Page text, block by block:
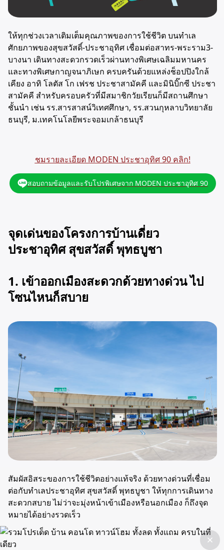
ให้ทุกช่วงเวลาเติมเต็มคุณภาพของการใช้ชีวิต บนทำเล
ศักยภาพของสุขสวัสดิ์-ประชาอุทิศ เชื่อมต่อสาทร-พระราม3-
บางนา เดินทางสะดวกรวดเร็วผ่านทางพิเศษเฉลิมมหานคร
และทางพิเศษกาญจนาภิเษก ครบครันด้วยแหล่งช็อปปิงใกล้
เคียง อาทิ โลตัส โก เฟรช ประชาสามัคคี และมินิบิ๊กซี ประชา
สามัคคี สำหรับครอบครัวที่มีสมาชิกวัยเรียนก็มีสถานศึกษา
ชั้นนำ เช่น รร.สารสาสน์วิเทศศึกษา, รร.สวนกุหลาบวิทยาลัย
ธนบุรี, ม.เทคโนโลยีพระจอมเกล้าธนบุรี
ชมรายละเอียด MODEN ประชาอุทิศ 90 คลิก!
สอบถามข้อมูลและรับโปรพิเศษจาก MODEN ประชาอุทิศ 90
จุดเด่นของโครงการบ้านเดี่ยว
ประชาอุทิศ สุขสวัสดิ์ พุทธบูชา
1. เข้าออกเมืองสะดวกด้วยทางด่วน ไป
โซนไหนก็สบาย
สัมผัสอิสระของการใช้ชีวิตอย่างแท้จริง ด้วยทางด่วนที่เชื่อม
ต่อกับทำเลประชาอุทิศ สุขสวัสดิ์ พุทธบูชา ให้ทุกการเดินทาง
สะดวกสบาย ไม่ว่าจะมุ่งหน้าเข้าเมืองหรือนอกเมือง ก็ถึงจุด
หมายได้อย่างรวดเร็ว